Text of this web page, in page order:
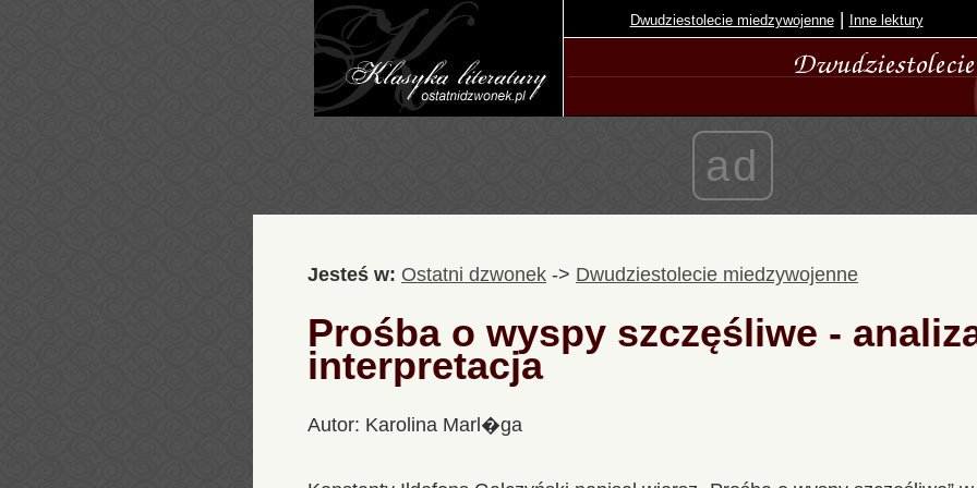
Dwudziestolecie miedzywojenne | Inne lektury
ad
Jesteś w: Ostatni dzwonek -> Dwudziestolecie miedzywojenne
Prośba o wyspy szczęśliwe -
interpretacja
Autor: Karolina Marl�ga